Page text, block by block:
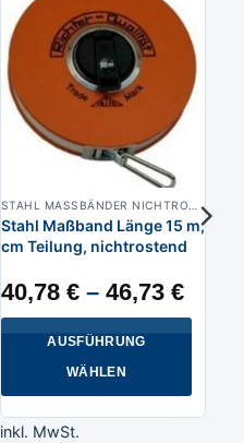
Stahl Maßband Länge 15 m,
cm Teilung, nichtrostend
40,78 €– 46,73 €
AUSFÜHRUNG
WÄHLEN
Produkt
inkl. MwSt.